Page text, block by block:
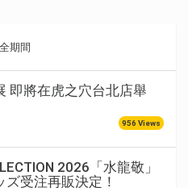
全期間
即將在虎之穴台北店舉
956 Views
2026「水龍敬」
受注再販決定！